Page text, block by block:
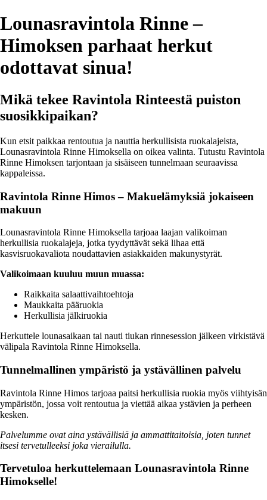
Lounasravintola Rinne –
Himoksen parhaat herkut
odottavat sinua!
Mikä tekee Ravintola Rinteestä puiston
suosikkipaikan?
Kun etsit paikkaa rentoutua ja nauttia herkullisista ruokalajeista,
Lounasravintola Rinne Himoksella on oikea valinta. Tutustu Ravintola
Rinne Himoksen tarjontaan ja sisäiseen tunnelmaan seuraavissa
kappaleissa.
Ravintola Rinne Himos – Makuelämyksiä jokaiseen
makuun
Lounasravintola Rinne Himoksella tarjoaa laajan valikoiman
herkullisia ruokalajeja, jotka tyydyttävät sekä lihaa että
kasvisruokavaliota noudattavien asiakkaiden makunystyrät.
Valikoimaan kuuluu muun muassa:
Raikkaita salaattivaihtoehtoja
Maukkaita pääruokia
Herkullisia jälkiruokia
Herkuttele lounasaikaan tai nauti tiukan rinnesession jälkeen virkistävä
välipala Ravintola Rinne Himoksella.
Tunnelmallinen ympäristö ja ystävällinen palvelu
Ravintola Rinne Himos tarjoaa paitsi herkullisia ruokia myös viihtyisän
ympäristön, jossa voit rentoutua ja viettää aikaa ystävien ja perheen
kesken.
Palvelumme ovat aina ystävällisiä ja ammattitaitoisia, joten tunnet
itsesi tervetulleeksi joka vierailulla.
Tervetuloa herkuttelemaan Lounasravintola Rinne
Himokselle!